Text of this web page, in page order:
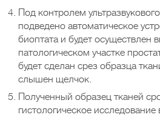
Под контролем
подведено автоматическое
биоптата и будет осуществлен
патологическом участке
будет сделан срез образца
слышен щелчок.
Полученный образец тканей
гистологическое